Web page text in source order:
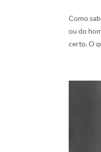
Como
ou do
certo. O